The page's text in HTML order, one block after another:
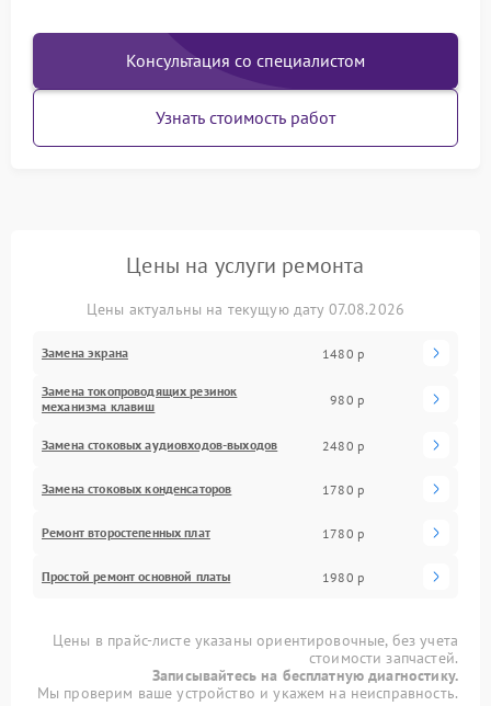
Консультация со специалистом
Узнать стоимость работ
Цены на услуги ремонта
Цены актуальны на текущую дату 07.08.2026
Замена экрана 1480 р
Замена токопроводящих резинок
механизма клавиш
980 р
Замена стоковых аудиовходов-выходов 2480 р
Замена стоковых конденсаторов 1780 р
Ремонт второстепенных плат 1780 р
Простой ремонт основной платы 1980 р
Цены в прайс-листе указаны ориентировочные, без учета
стоимости запчастей.
Записывайтесь на бесплатную диагностику.
Мы проверим ваше устройство и укажем на неисправность.